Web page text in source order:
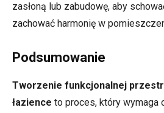
zasłoną lub zabudowę, aby
zachować harmonię w
Podsumowanie
Tworzenie funkcjonalnej
łazience to proces, który wymaga